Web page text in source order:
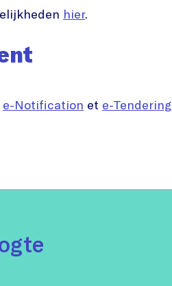
hier.
e-Notification et e-Tendering